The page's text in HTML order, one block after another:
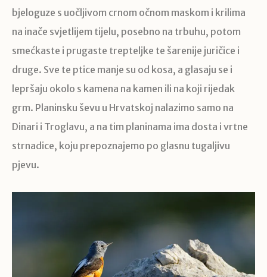
bjeloguze s uočljivom crnom očnom maskom i krilima
na inače svjetlijem tijelu, posebno na trbuhu, potom
smećkaste i prugaste trepteljke te šarenije juričice i
druge. Sve te ptice manje su od kosa, a glasaju se i
lepršaju okolo s kamena na kamen ili na koji rijedak
grm. Planinsku ševu u Hrvatskoj nalazimo samo na
Dinari i Troglavu, a na tim planinama ima dosta i vrtne
strnadice, koju prepoznajemo po glasnu tugaljivu
pjevu.